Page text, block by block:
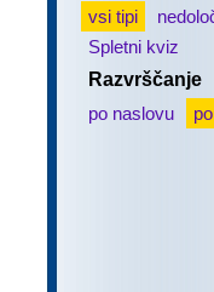
vsi tipi
Spletni kviz
Razvrščanje
po naslovu